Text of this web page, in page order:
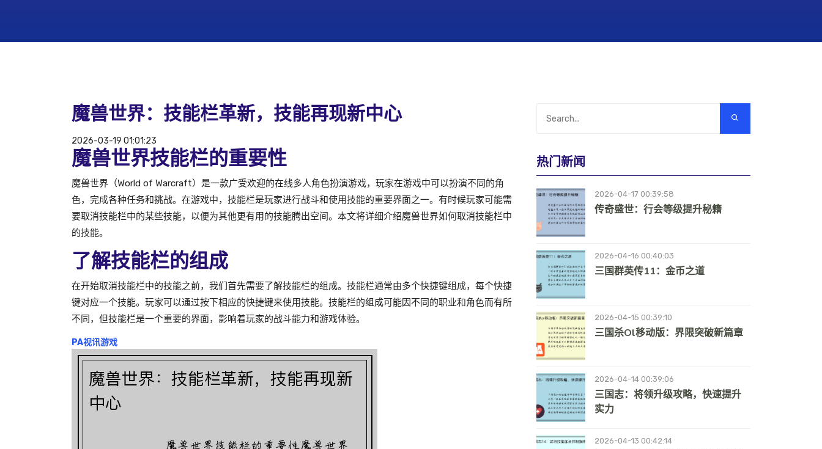
魔兽世界：技能栏革新，技能再现新中心
2026-03-19 01:01:23
魔兽世界技能栏的重要性
魔兽世界（World of Warcraft）是一款广受欢迎的在线多人角色扮演游戏，玩家在游戏中可以扮演不同的角
色，完成各种任务和挑战。在游戏中，技能栏是玩家进行战斗和使用技能的重要界面之一。有时候玩家可能需
要取消技能栏中的某些技能，以便为其他更有用的技能腾出空间。本文将详细介绍魔兽世界如何取消技能栏中
的技能。
了解技能栏的组成
在开始取消技能栏中的技能之前，我们首先需要了解技能栏的组成。技能栏通常由多个快捷键组成，每个快捷
键对应一个技能。玩家可以通过按下相应的快捷键来使用技能。技能栏的组成可能因不同的职业和角色而有所
不同，但技能栏是一个重要的界面，影响着玩家的战斗能力和游戏体验。
PA视讯游戏
热门新闻
2026-04-17 00:39:58
传奇盛世：行会等级提升秘籍
2026-04-16 00:40:03
三国群英传11：金币之道
2026-04-15 00:39:10
三国杀ol移动版：界限突破新篇章
2026-04-14 00:39:06
三国志：将领升级攻略，快速提升
实力
2026-04-13 00:42:14